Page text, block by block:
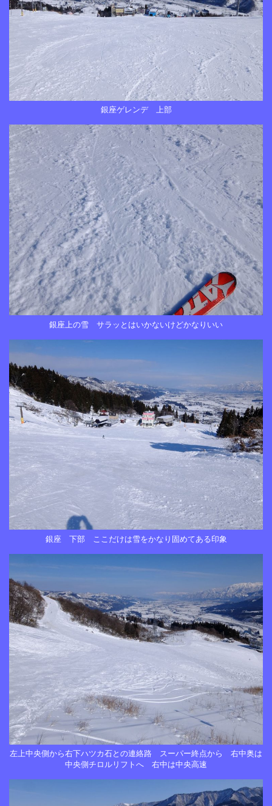
銀座ゲレンデ 上部
銀座上の雪 サラッとはいかないけどかなりいい
銀座 下部 ここだけは雪をかなり固めてある印象
左上中央側から右下ハツカ石との連絡路 スーパー終点から 右中奥は
中央側チロルリフトへ 右中は中央高速